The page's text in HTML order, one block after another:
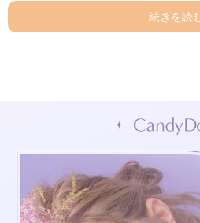
①メイクの仕上げに透明感※をオン
■LAVENDER
いいとこどりのラベンダーカラーが
■MINT
いいとこどりのミントカラーが
頬や小鼻の赤みを補正して透明感※をプラス
②つけるほど生ツヤ仕上げ